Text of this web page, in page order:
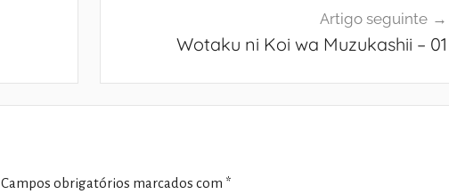
Artigo seguinte
Wotaku ni Koi wa Muzukashii – 01
Campos obrigatórios marcados com *